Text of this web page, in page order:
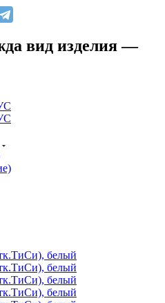
вид изделия —